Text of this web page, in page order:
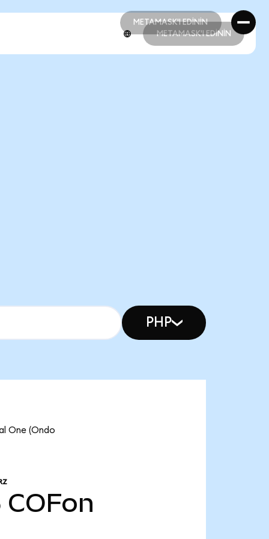
METAMASK'I EDİNİN
METAMASK'I EDİNİN
METAMASK'I EDİNİN
PHP
One (Ondo
COFon